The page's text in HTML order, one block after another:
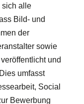
sich alle
Bild- und
der
sowie
und
umfasst
Social
Bewerbung